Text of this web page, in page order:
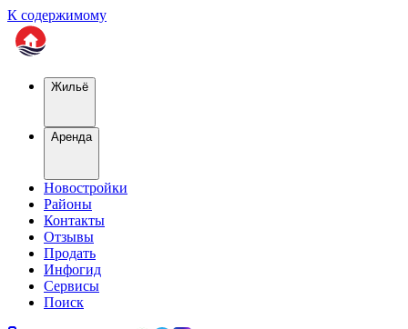
К содержимому
Жильё
Аренда
Новостройки
Районы
Контакты
Отзывы
Продать
Инфогид
Сервисы
Поиск